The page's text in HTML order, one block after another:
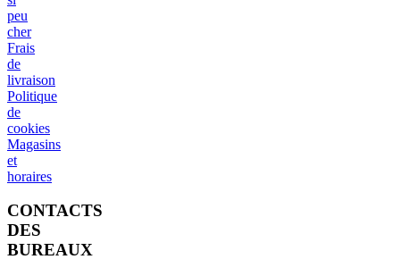
peu
cher
Frais
de
livraison
Politique
de
cookies
Magasins
et
horaires
CONTACTS
DES
BUREAUX